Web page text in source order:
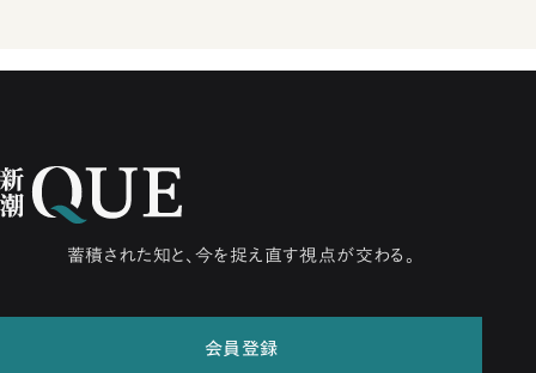
蓄積された知と、今を捉え直す視点が交わる。
会員登録